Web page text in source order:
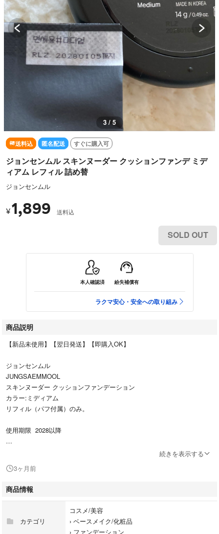
3 / 5
送料込 匿名配送 すぐに購入可
ジョンセンムル スキンヌーダー クッションファンデ ミデ
ィアム レフィル 詰め替
ジョンセンムル
¥1,899 送料込
SOLD OUT
本人確認済 紛失補償有
ラクマ安心・安全への取り組み
商品説明
【新品未使用】【翌日発送】【即購入OK】
ジョンセンムル
JUNGSAEMMOOL
スキンヌーダー クッションファンデーション
カラー:ミディアム
リフィル（パフ付属）のみ。
使用期限 2028以降
4枚目画像はケースにセットした参考画像です。ケースは付きません。
つい最近レフィルのパッケージデザインがマイナーチェンジされたようで
す。ロゴの色が若干変わっています
複数おまとめ、他出品とおまとめで送料＋お気持ち値引きいたします♪購
続きを表示する
3ヶ月前
商品情報
カテゴリ
コスメ/美容
› ベースメイク/化粧品
› ファンデーション